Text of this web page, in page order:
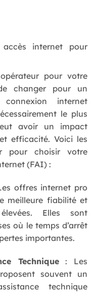
internet pour
pour votre
changer pour un
internet
le plus
avoir un impact
efficacité. Voici les
pour choisir votre
(FAI) :
offres internet pro
meilleure fiabilité et
Elles sont
où le temps d’arrêt
importantes.
Technique: Les
souvent un
technique